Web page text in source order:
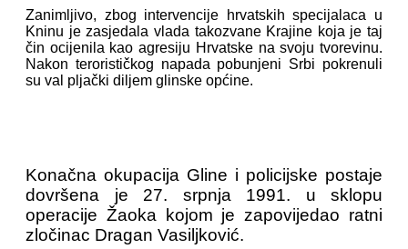
Zanimljivo, zbog intervencije hrvatskih specijalaca u
Kninu je zasjedala vlada takozvane Krajine koja je taj
čin ocijenila kao agresiju Hrvatske na svoju tvorevinu.
Nakon terorističkog napada pobunjeni Srbi pokrenuli
su val pljački diljem glinske općine.
Konačna okupacija Gline i policijske postaje
dovršena je 27. srpnja 1991. u sklopu
operacije Žaoka kojom je zapovijedao ratni
zločinac Dragan Vasiljković.